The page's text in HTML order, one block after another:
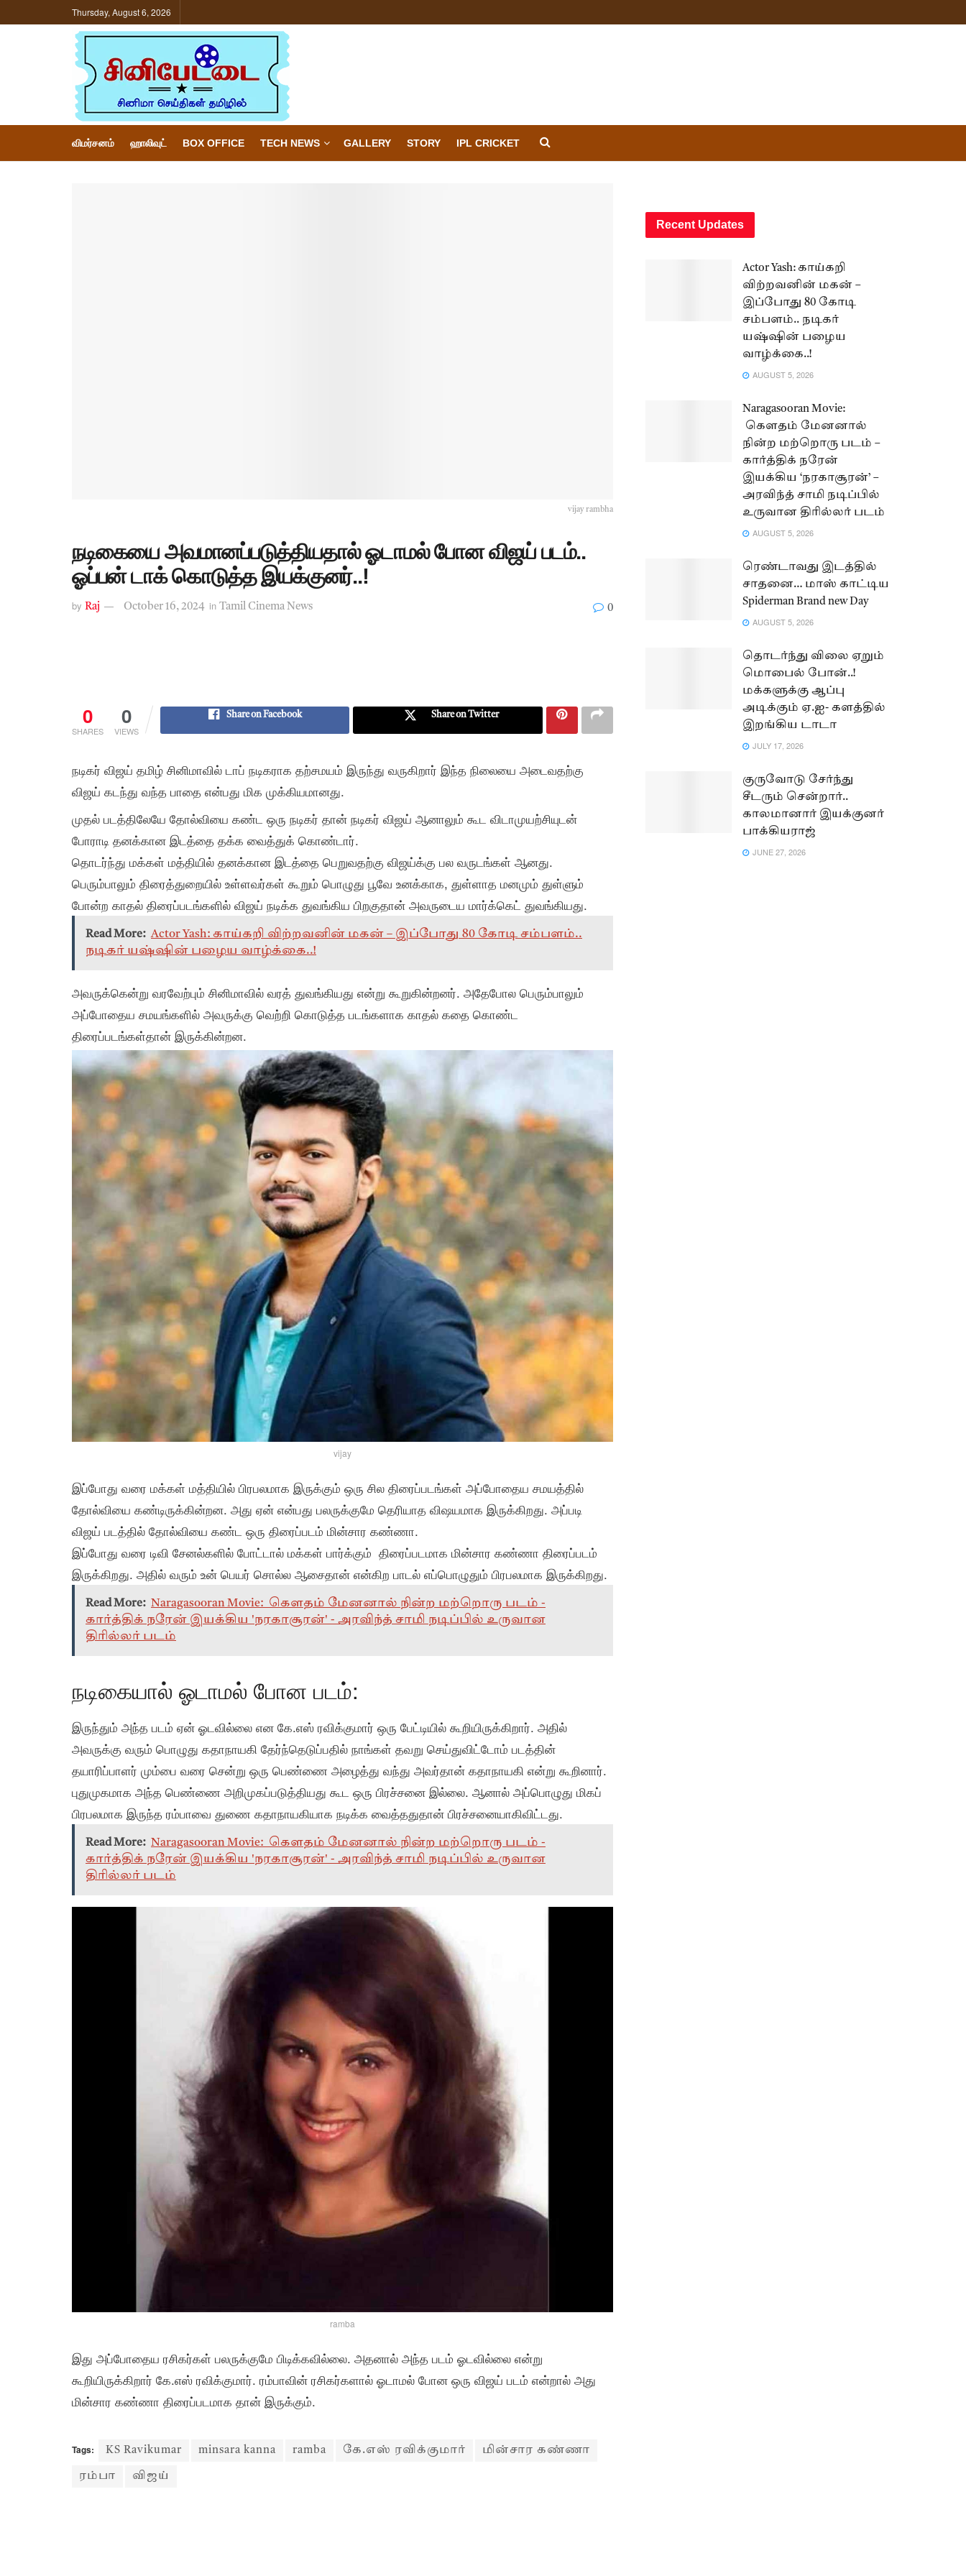
Thursday, August 6, 2026
விமர்சனம் ஹாலிவுட் BOX OFFICE TECH NEWS GALLERY STORY IPL CRICKET
vijay rambha
நடிகையை அவமானப்படுத்தியதால் ஓடாமல் போன விஜய் படம்..
ஓப்பன் டாக் கொடுத்த இயக்குனர்..!
by Raj October 16, 2024 in Tamil Cinema News 0
0
SHARES
0
VIEWS
Share on Facebook Share on Twitter
நடிகர் விஜய் தமிழ் சினிமாவில் டாப் நடிகராக தற்சமயம் இருந்து வருகிறார் இந்த நிலையை அடைவதற்கு
விஜய் கடந்து வந்த பாதை என்பது மிக முக்கியமானது.
முதல் படத்திலேயே தோல்வியை கண்ட ஒரு நடிகர் தான் நடிகர் விஜய் ஆனாலும் கூட விடாமுயற்சியுடன்
போராடி தனக்கான இடத்தை தக்க வைத்துக் கொண்டார்.
தொடர்ந்து மக்கள் மத்தியில் தனக்கான இடத்தை பெறுவதற்கு விஜய்க்கு பல வருடங்கள் ஆனது.
பெரும்பாலும் திரைத்துறையில் உள்ளவர்கள் கூறும் பொழுது பூவே உனக்காக, துள்ளாத மனமும் துள்ளும்
போன்ற காதல் திரைப்படங்களில் விஜய் நடிக்க துவங்கிய பிறகுதான் அவருடைய மார்க்கெட் துவங்கியது.
Read More: Actor Yash: காய்கறி விற்றவனின் மகன் – இப்போது 80 கோடி சம்பளம்..
நடிகர் யஷ்ஷின் பழைய வாழ்க்கை..!
அவருக்கென்று வரவேற்பும் சினிமாவில் வரத் துவங்கியது என்று கூறுகின்றனர். அதேபோல பெரும்பாலும்
அப்போதைய சமயங்களில் அவருக்கு வெற்றி கொடுத்த படங்களாக காதல் கதை கொண்ட
திரைப்படங்கள்தான் இருக்கின்றன.
vijay
இப்போது வரை மக்கள் மத்தியில் பிரபலமாக இருக்கும் ஒரு சில திரைப்படங்கள் அப்போதைய சமயத்தில்
தோல்வியை கண்டிருக்கின்றன. அது ஏன் என்பது பலருக்குமே தெரியாத விஷயமாக இருக்கிறது. அப்படி
விஜய் படத்தில் தோல்வியை கண்ட ஒரு திரைப்படம் மின்சார கண்ணா.
இப்போது வரை டிவி சேனல்களில் போட்டால் மக்கள் பார்க்கும் திரைப்படமாக மின்சார கண்ணா திரைப்படம்
இருக்கிறது. அதில் வரும் உன் பெயர் சொல்ல ஆசைதான் என்கிற பாடல் எப்பொழுதும் பிரபலமாக இருக்கிறது.
Read More: Naragasooran Movie: கௌதம் மேனனால் நின்ற மற்றொரு படம் -
கார்த்திக் நரேன் இயக்கிய 'நரகாசூரன்' - அரவிந்த் சாமி நடிப்பில் உருவான
திரில்லர் படம்
நடிகையால் ஓடாமல் போன படம்:
இருந்தும் அந்த படம் ஏன் ஓடவில்லை என கே.எஸ் ரவிக்குமார் ஒரு பேட்டியில் கூறியிருக்கிறார். அதில்
அவருக்கு வரும் பொழுது கதாநாயகி தேர்ந்தெடுப்பதில் நாங்கள் தவறு செய்துவிட்டோம் படத்தின்
தயாரிப்பாளர் மும்பை வரை சென்று ஒரு பெண்ணை அழைத்து வந்து அவர்தான் கதாநாயகி என்று கூறினார்.
புதுமுகமாக அந்த பெண்ணை அறிமுகப்படுத்தியது கூட ஒரு பிரச்சனை இல்லை. ஆனால் அப்பொழுது மிகப்
பிரபலமாக இருந்த ரம்பாவை துணை கதாநாயகியாக நடிக்க வைத்ததுதான் பிரச்சனையாகிவிட்டது.
Read More: Naragasooran Movie: கௌதம் மேனனால் நின்ற மற்றொரு படம் -
கார்த்திக் நரேன் இயக்கிய 'நரகாசூரன்' - அரவிந்த் சாமி நடிப்பில் உருவான
திரில்லர் படம்
ramba
இது அப்போதைய ரசிகர்கள் பலருக்குமே பிடிக்கவில்லை. அதனால் அந்த படம் ஓடவில்லை என்று
கூறியிருக்கிறார் கே.எஸ் ரவிக்குமார். ரம்பாவின் ரசிகர்களால் ஓடாமல் போன ஒரு விஜய் படம் என்றால் அது
மின்சார கண்ணா திரைப்படமாக தான் இருக்கும்.
Tags: KS Ravikumar minsara kanna ramba கே.எஸ் ரவிக்குமார் மின்சார கண்ணா
ரம்பா விஜய்
Recent Updates
Actor Yash: காய்கறி
விற்றவனின் மகன் –
இப்போது 80 கோடி
சம்பளம்.. நடிகர்
யஷ்ஷின் பழைய
வாழ்க்கை..!
AUGUST 5, 2026
Naragasooran Movie:
கௌதம் மேனனால்
நின்ற மற்றொரு படம் –
கார்த்திக் நரேன்
இயக்கிய ‘நரகாசூரன்’ –
அரவிந்த் சாமி நடிப்பில்
உருவான திரில்லர் படம்
AUGUST 5, 2026
ரெண்டாவது இடத்தில்
சாதனை… மாஸ் காட்டிய
Spiderman Brand new Day
AUGUST 5, 2026
தொடர்ந்து விலை ஏறும்
மொபைல் போன்..!
மக்களுக்கு ஆப்பு
அடிக்கும் ஏ.ஐ- களத்தில்
இறங்கிய டாடா
JULY 17, 2026
குருவோடு சேர்ந்து
சீடரும் சென்றார்..
காலமானார் இயக்குனர்
பாக்கியராஜ்
JUNE 27, 2026